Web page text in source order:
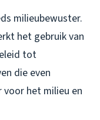
milieubewuster.
het gebruik van
tot
die even
voor het milieu en